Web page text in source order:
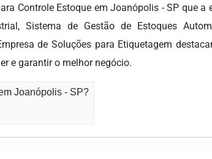
Controle Estoque em Joanópolis - SP que a
Sistema de Gestão de Estoques
de Soluções para Etiquetagem
e garantir o melhor negócio.
Joanópolis - SP?